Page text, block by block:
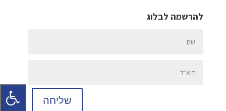
להרשמה לבלוג
שליחה